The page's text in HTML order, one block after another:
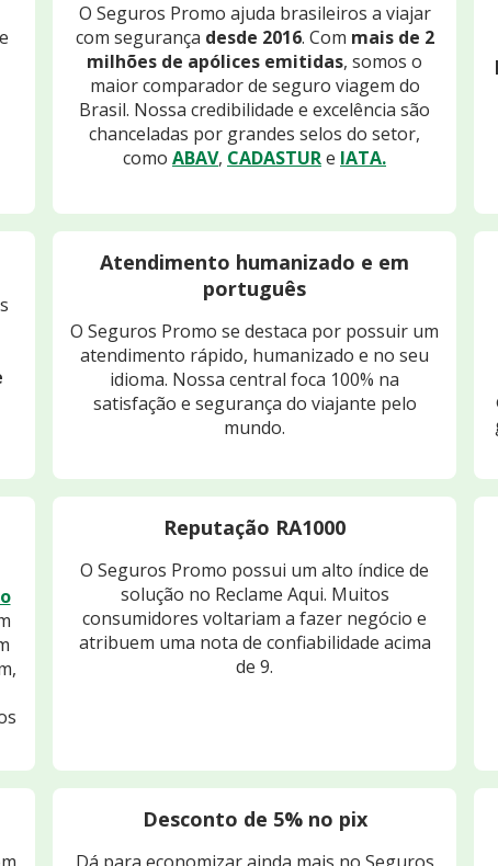
O Seguros Promo ajuda brasileiros a viajar
com segurança desde 2016. Com mais de 2
milhões de apólices emitidas, somos o
maior comparador de seguro viagem do
Brasil. Nossa credibilidade e excelência são
chanceladas por grandes selos do setor,
como ABAV, CADASTURe IATA.
Atendimento humanizado e em
português
O Seguros Promo se destaca por possuir um
atendimento rápido, humanizado e no seu
idioma. Nossa central foca 100% na
satisfação e segurança do viajante pelo
mundo.
Reputação RA1000
O Seguros Promo possui um alto índice de
solução no Reclame Aqui. Muitos
consumidores voltariam a fazer negócio e
atribuem uma nota de confiabilidade acima
de 9.
Desconto de 5% no pix